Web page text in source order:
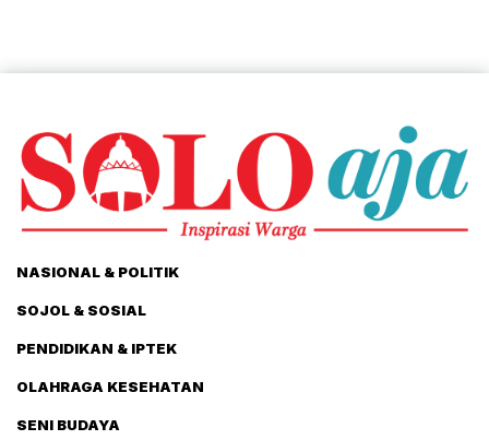
NASIONAL & POLITIK
SOJOL & SOSIAL
PENDIDIKAN & IPTEK
OLAHRAGA KESEHATAN
SENI BUDAYA